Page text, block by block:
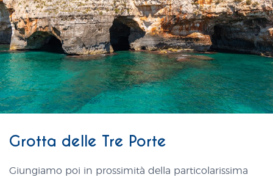
Grotta delle Tre Porte
Giungiamo poi in prossimità della particolarissima